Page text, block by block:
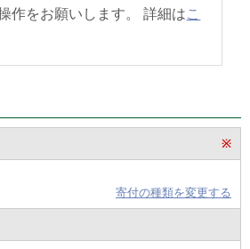
作をお願いします。 詳細はこ
※
寄付の種類を変更する